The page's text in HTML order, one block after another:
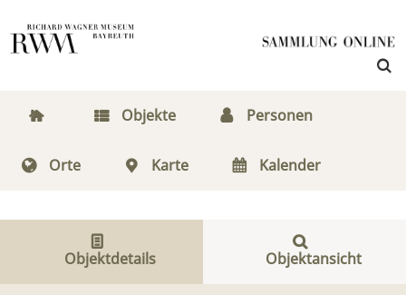
Objekte Personen
Orte Karte Kalender
Objektdetails Objektansicht